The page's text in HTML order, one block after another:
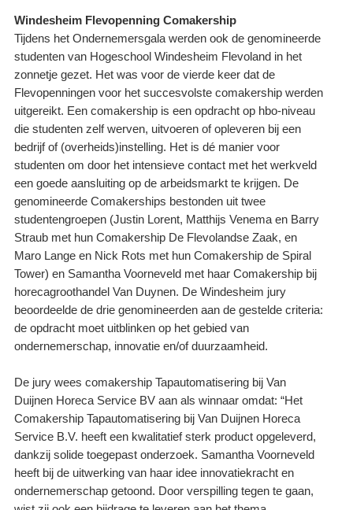
Windesheim Flevopenning Comakership
Tijdens het Ondernemersgala werden ook de genomineerde
studenten van Hogeschool Windesheim Flevoland in het
zonnetje gezet. Het was voor de vierde keer dat de
Flevopenningen voor het succesvolste comakership werden
uitgereikt. Een comakership is een opdracht op hbo-niveau
die studenten zelf werven, uitvoeren of opleveren bij een
bedrijf of (overheids)instelling. Het is dé manier voor
studenten om door het intensieve contact met het werkveld
een goede aansluiting op de arbeidsmarkt te krijgen. De
genomineerde Comakerships bestonden uit twee
studentengroepen (Justin Lorent, Matthijs Venema en Barry
Straub met hun Comakership De Flevolandse Zaak, en
Maro Lange en Nick Rots met hun Comakership de Spiral
Tower) en Samantha Voorneveld met haar Comakership bij
horecagroothandel Van Duynen. De Windesheim jury
beoordeelde de drie genomineerden aan de gestelde criteria:
de opdracht moet uitblinken op het gebied van
ondernemerschap, innovatie en/of duurzaamheid.
De jury wees comakership Tapautomatisering bij Van
Duijnen Horeca Service BV aan als winnaar omdat: “Het
Comakership Tapautomatisering bij Van Duijnen Horeca
Service B.V. heeft een kwalitatief sterk product opgeleverd,
dankzij solide toegepast onderzoek. Samantha Voorneveld
heeft bij de uitwerking van haar idee innovatiekracht en
ondernemerschap getoond. Door verspilling tegen te gaan,